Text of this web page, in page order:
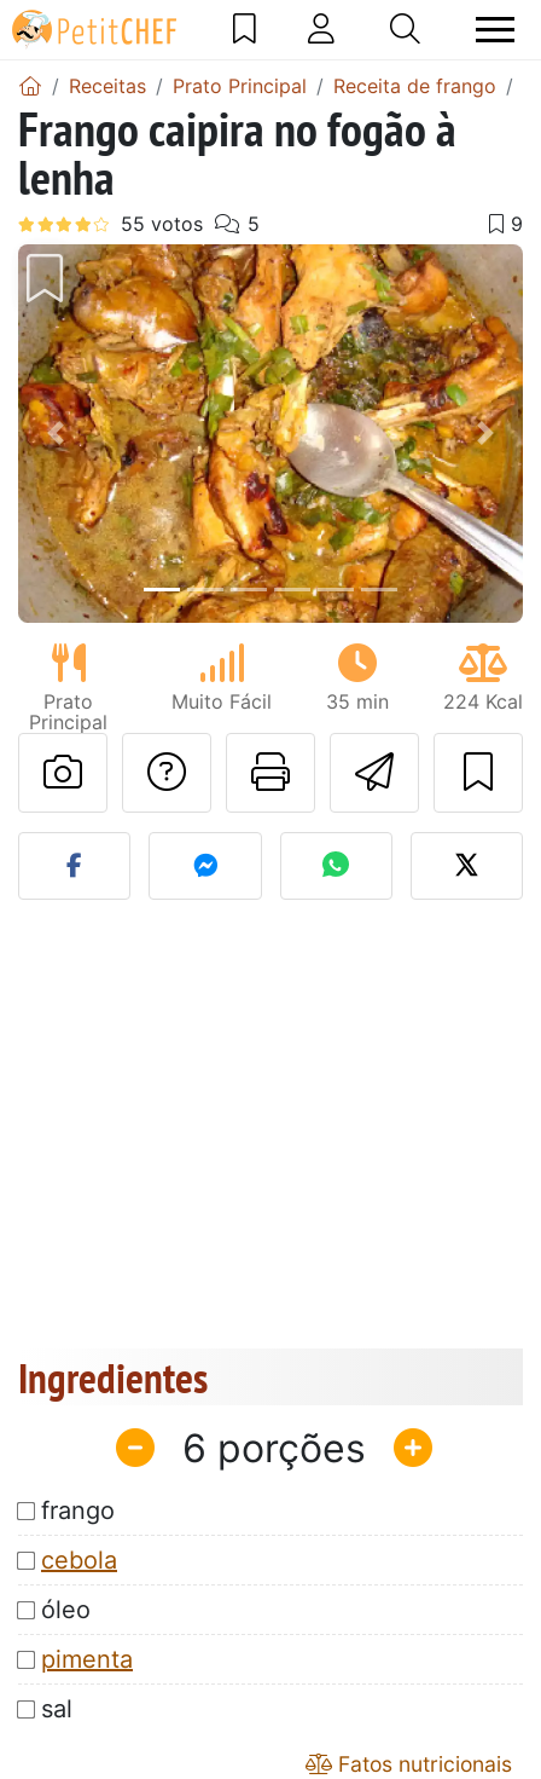
Receitas Prato Principal Receita de frango
Frango caipira no fogão à
lenha
Anterior Next
Prato
Principal
Muito Fácil 35 min 224 Kcal
Imprima
Falar com o autor
Fez esta receita?
Ingredientes
6
frango
cebola
óleo
pimenta
sal
Fatos nutricionais